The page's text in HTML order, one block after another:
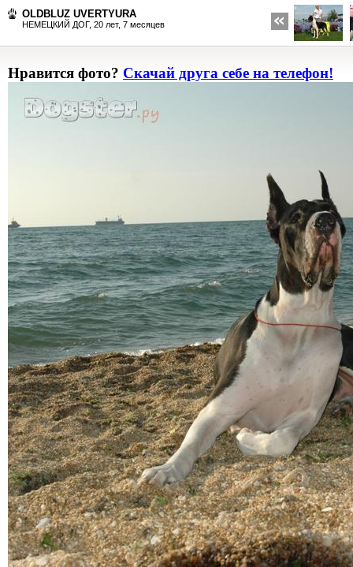
OLDBLUZ UVERTYURA
НЕМЕЦКИЙ ДОГ, 20 лет, 7 месяцев
Нравится фото? Скачай друга себе на телефон!